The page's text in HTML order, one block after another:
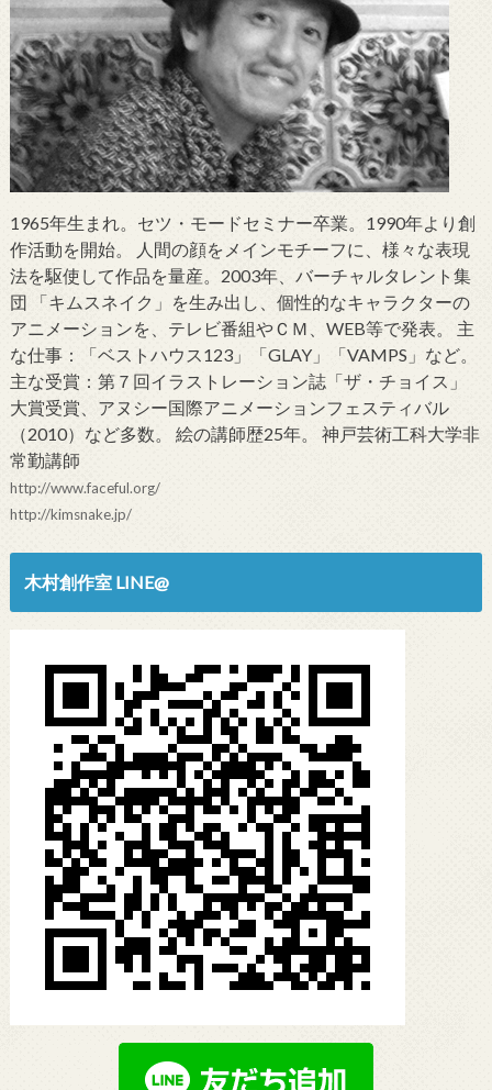
1965年生まれ。セツ・モードセミナー卒業。1990年より創
作活動を開始。 人間の顔をメインモチーフに、様々な表現
法を駆使して作品を量産。2003年、バーチャルタレント集
団 「キムスネイク」を生み出し、個性的なキャラクターの
アニメーションを、テレビ番組やＣＭ、WEB等で発表。 主
な仕事：「ベストハウス123」「GLAY」「VAMPS」など。
主な受賞：第７回イラストレーション誌「ザ・チョイス」
大賞受賞、アヌシー国際アニメーションフェスティバル
（2010）など多数。 絵の講師歴25年。 神戸芸術工科大学非
常勤講師
http://www.faceful.org/
http://kimsnake.jp/
木村創作室 LINE@